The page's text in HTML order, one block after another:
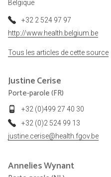
Belgique
+32 2 524 97 97
http://www.health.belgium.be
Tous les articles de cette source
JustineCerise
Porte-parole (FR)
+32 (0)499 27 40 30
+32 (0)2 524 99 13
justine.cerise@health.fgov.be
AnneliesWynant